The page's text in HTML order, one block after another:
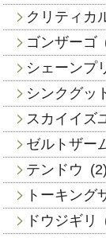
クリティカ
ゴンザーゴ
シェーンプ
シンクグッ
スカイイズ
ゼルトザー
テンドウ (2)
トーキング
ドウジギリ